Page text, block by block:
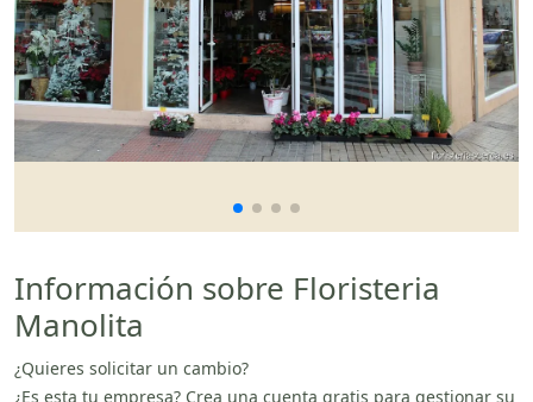
Información sobre Floristeria
Manolita
¿Quieres solicitar un cambio?
¿Es esta tu empresa? Crea una cuenta gratis para gestionar su